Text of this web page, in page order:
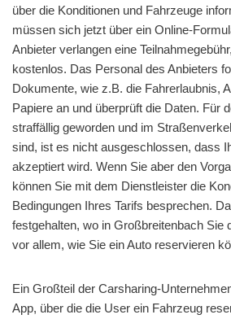
über die Konditionen und Fahrzeuge
müssen sich jetzt über ein Online-
Anbieter verlangen eine
kostenlos. Das Personal des Anbieters
Dokumente, wie z.B. die Fahrerlaubnis,
Papiere an und überprüft die Daten. Für
straffällig geworden und im
sind, ist es nicht ausgeschlossen, dass
akzeptiert wird. Wenn Sie aber den
können Sie mit dem Dienstleister die
Bedingungen Ihres Tarifs besprechen.
festgehalten, wo in Großbreitenbach Sie
vor allem, wie Sie ein Auto reservieren
Ein Großteil der Carsharing-
App, über die die User ein Fahrzeug